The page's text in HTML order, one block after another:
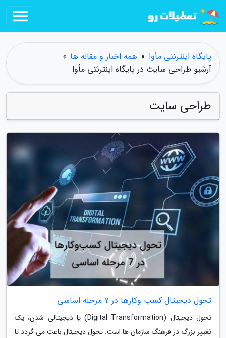
پایگاه اینترنتی مأوا » همه اخبار و مقاله ها »
آرشیو طراحی سایت در پایگاه اینترنتی مأوا
طراحی سایت
تحول دیجیتال کسب وکارها در 7 مرحله اساسی
تحول دیجیتال (Digital Transformation) یا دیجیتالی شدن، یک
تغییر بزرگ در فرهنگ سازمان ها است. تحول دیجیتال باعث می گردد تا